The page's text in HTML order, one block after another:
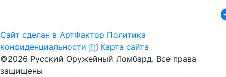
Сайт сделан в АртФактор Политика
конфиденциальности
Карта сайта
©2026 Русский Оружейный Ломбард. Все права
защищены